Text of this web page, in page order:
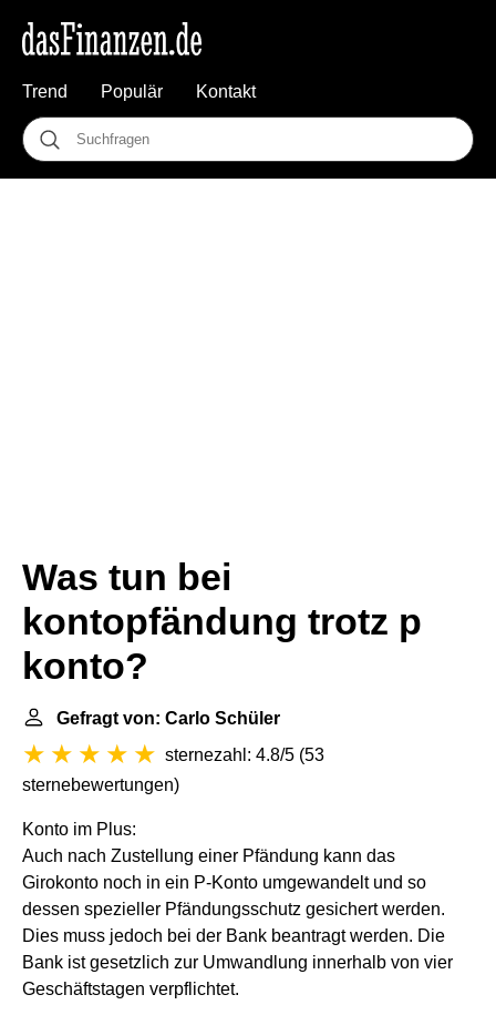
Trend Populär Kontakt
Was tun bei
kontopfändung trotz p
konto?
Gefragt von: Carlo Schüler
sternezahl: 4.8/5 (53
sternebewertungen)
Konto im Plus:
Auch nach Zustellung einer Pfändung kann das
Girokonto noch in ein P-Konto umgewandelt und so
dessen spezieller Pfändungsschutz gesichert werden.
Dies muss jedoch bei der Bank beantragt werden. Die
Bank ist gesetzlich zur Umwandlung innerhalb von vier
Geschäftstagen verpflichtet.